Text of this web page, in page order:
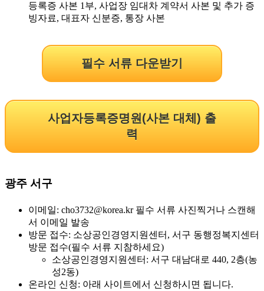
등록증 사본 1부, 사업장 임대차 계약서 사본 및 추가 증
빙자료, 대표자 신분증, 통장 사본
필수 서류 다운받기
사업자등록증명원(사본 대체) 출
력
광주 서구
이메일: cho3732@korea.kr 필수 서류 사진찍거나 스캔해
서 이메일 발송
방문 접수: 소상공인경영지원센터, 서구 동행정복지센터
방문 접수(필수 서류 지참하세요)
소상공인경영지원센터: 서구 대남대로 440, 2층(농
성2동)
온라인 신청: 아래 사이트에서 신청하시면 됩니다.